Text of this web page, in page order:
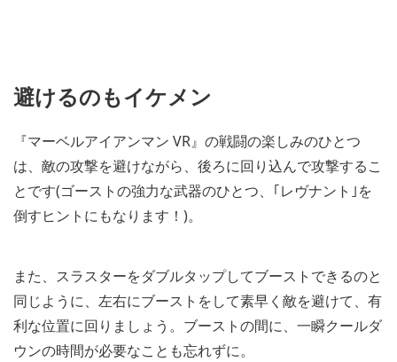
避けるのもイケメン
『マーベルアイアンマン VR』の戦闘の楽しみのひとつ
は、敵の攻撃を避けながら、後ろに回り込んで攻撃するこ
とです(ゴーストの強力な武器のひとつ、｢レヴナント｣を
倒すヒントにもなります！)。
また、スラスターをダブルタップしてブーストできるのと
同じように、左右にブーストをして素早く敵を避けて、有
利な位置に回りましょう。ブーストの間に、一瞬クールダ
ウンの時間が必要なことも忘れずに。